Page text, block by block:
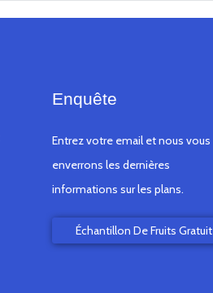
Enquête
Entrez votre email et nous vous
enverrons les dernières
informations sur les plans.
Échantillon De Fruits Gratuit